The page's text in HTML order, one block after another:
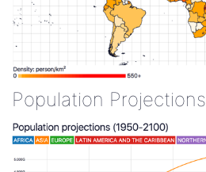
Population Projections